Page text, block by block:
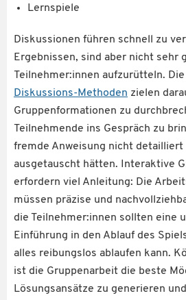
Lernspiele
Diskussionen führen schnell zu
Ergebnissen, sind aber nicht sehr
Teilnehmer:innen aufzurütteln.
Diskussions-Methoden zielen
Gruppenformationen zu
Teilnehmende ins Gespräch zu
fremde Anweisung nicht detailliert
ausgetauscht hätten. Interaktive
erfordern viel Anleitung: Die
müssen präzise und
die Teilnehmer:innen sollten eine
Einführung in den Ablauf des
alles reibungslos ablaufen kann.
ist die Gruppenarbeit die beste
Lösungsansätze zu generieren